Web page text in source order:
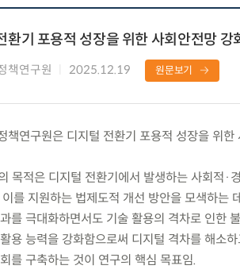
환기 포용적 성장을 위한 사회안전망 강
책연구원 2025.12.19 원문보기
책연구원은 디지털 전환기 포용적 성장을 위
목적은 디지털 전환기에서 발생하는 사회적·
이를 지원하는 법제도적 개선 방안을 모색하는
를 극대화하면서도 기술 활용의 격차로 인한
용 능력을 강화함으로써 디지털 격차를 해소
를 구축하는 것이 연구의 핵심 목표임.